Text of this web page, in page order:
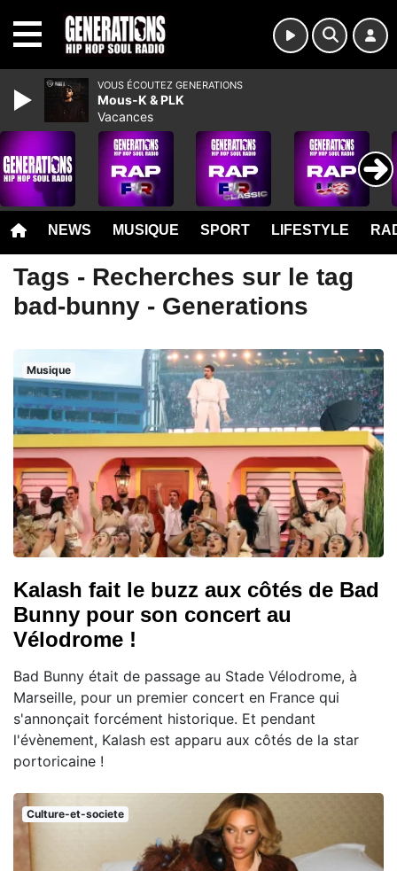
NEWS MUSIQUE SPORT LIFESTYLE
Tags - Recherches sur le tag
bad-bunny - Generations
Musique
Kalash fait le buzz aux côtés de Bad
Bunny pour son concert au
Vélodrome !
Bad Bunny était de passage au Stade Vélodrome, à
Marseille, pour un premier concert en France qui
s'annonçait forcément historique. Et pendant
l'évènement, Kalash est apparu aux côtés de la star
portoricaine !
Culture-et-societe
VOUS ÉCOUTEZ GENERATIONS
Mous-K & PLK
Vacances